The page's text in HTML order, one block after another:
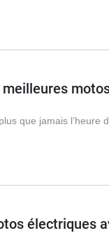
que jamais
électriques